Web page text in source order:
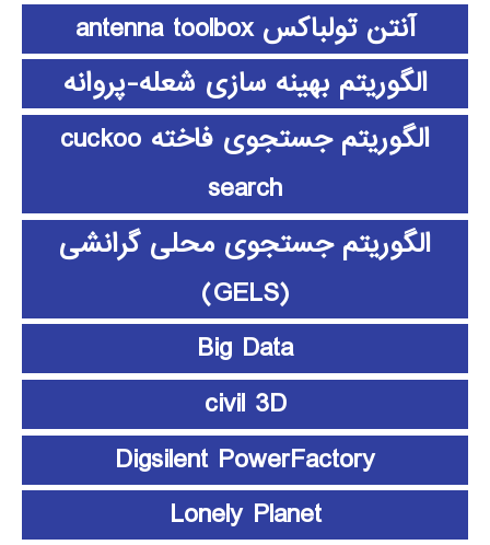
آنتن تولباکس antenna toolbox
الگوریتم بهینه سازی شعله-پروانه
الگوریتم جستجوی فاخته cuckoo
search
الگوریتم جستجوی محلی گرانشی
(GELS)
Big Data
civil 3D
Digsilent PowerFactory
Lonely Planet